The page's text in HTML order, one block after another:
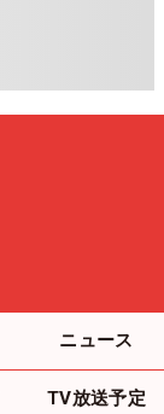
ニュース
TV放送予定